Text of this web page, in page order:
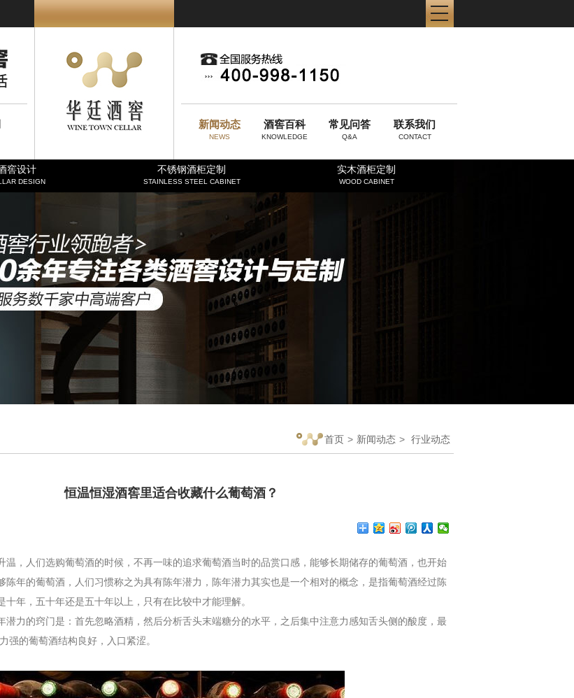
新闻动态
NEWS
酒窖百科
KNOWLEDGE
常见问答
Q&A
联系我们
CONTACT
窖设计
DESIGN
不锈钢酒柜定制
STAINLESS STEEL CABINET
实木酒柜定制
WOOD CABINET
首页 > 新闻动态 > 行业动态
恒温恒湿酒窖里适合收藏什么葡萄酒？
，人们选购葡萄酒的时候，不再一味的追求葡萄酒当时的品赏口感，能够长期储存的葡萄酒，也开始
陈年的葡萄酒，人们习惯称之为具有陈年潜力，陈年潜力其实也是一个相对的概念，是指葡萄酒经过陈
十年，五十年还是五十年以上，只有在比较中才能理解。
力的窍门是：首先忽略酒精，然后分析舌头末端糖分的水平，之后集中注意力感知舌头侧的酸度，最
强的葡萄酒结构良好，入口紧涩。